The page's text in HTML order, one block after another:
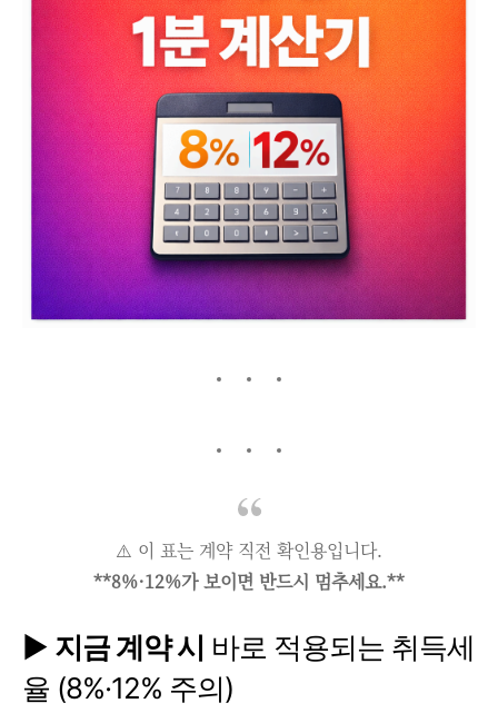
⚠️ 이 표는 계약 직전 확인용입니다.
**8%·12%가 보이면 반드시 멈추세요.**
▶ 지금 계약 시 바로 적용되는 취득세
율 (8%·12% 주의)